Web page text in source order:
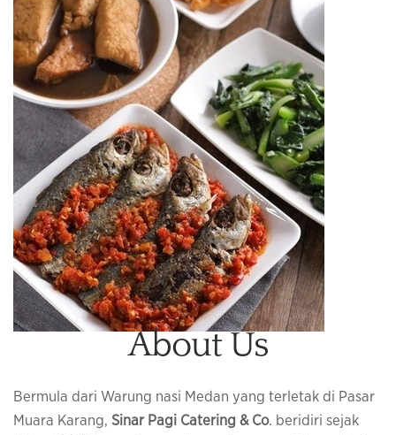
About Us
Bermula dari Warung nasi Medan yang terletak di Pasar
Muara Karang, Sinar Pagi Catering & Co. beridiri sejak